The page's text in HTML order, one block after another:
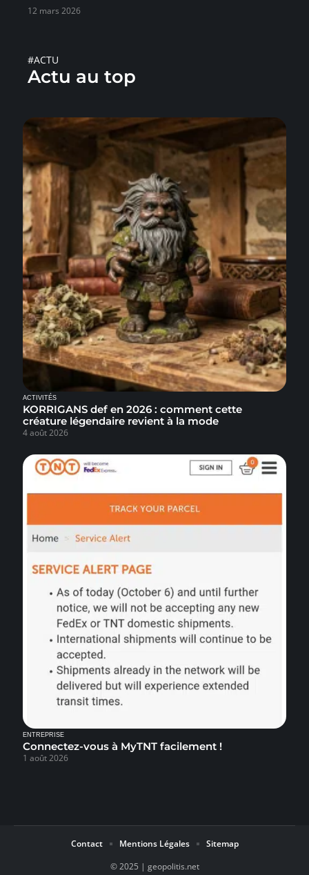
12 mars 2026
#ACTU
Actu au top
ACTIVITÉS
KORRIGANS def en 2026 : comment cette
créature légendaire revient à la mode
4 août 2026
ENTREPRISE
Connectez-vous à MyTNT facilement !
1 août 2026
© 2025 | geopolitis.net
Contact Mentions Légales Sitemap